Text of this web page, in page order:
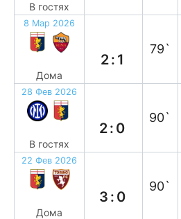
В гостях
8 Мар 2026
Дома
2:1
79`
28 Фев 2026
В гостях
2:0
90`
22 Фев 2026
Дома
3:0
90`